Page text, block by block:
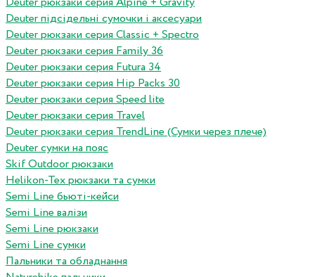
Deuter підсідельні сумочки і аксесуари
Deuter рюкзаки серия Classic + Spectro
Deuter рюкзаки серия Family 36
Deuter рюкзаки серия Futura 34
Deuter рюкзаки серия Hip Packs 30
Deuter рюкзаки серия Speed lite
Deuter рюкзаки серия Travel
Deuter рюкзаки серия TrendLine (Сумки через плече)
Deuter сумки на пояс
Skif Outdoor рюкзаки
Helikon-Tex рюкзаки та сумки
Semi Line бьюті-кейси
Semi Line валізи
Semi Line рюкзаки
Semi Line сумки
Пальники та обладнання